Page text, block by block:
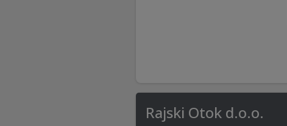
Rajski Otok d.o.o.